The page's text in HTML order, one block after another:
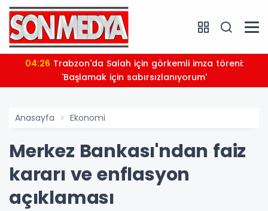
04:26
'Başlamak için sabırsızlanıyorum'
Anasayfa Ekonomi
Merkez Bankası'ndan faiz
kararı ve enflasyon
açıklaması